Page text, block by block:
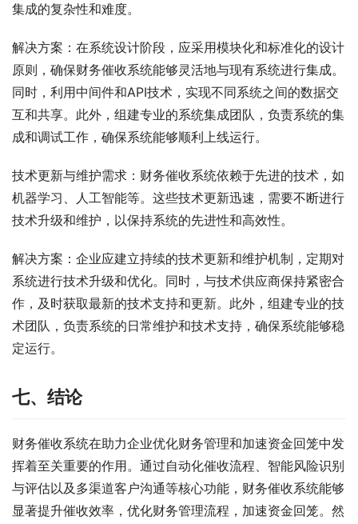
集成的复杂性和难度。
解决方案：在系统设计阶段，应采用模块化和标准化的设计
原则，确保财务催收系统能够灵活地与现有系统进行集成。
同时，利用中间件和API技术，实现不同系统之间的数据交
互和共享。此外，组建专业的系统集成团队，负责系统的集
成和调试工作，确保系统能够顺利上线运行。
技术更新与维护需求：财务催收系统依赖于先进的技术，如
机器学习、人工智能等。这些技术更新迅速，需要不断进行
技术升级和维护，以保持系统的先进性和高效性。
解决方案：企业应建立持续的技术更新和维护机制，定期对
系统进行技术升级和优化。同时，与技术供应商保持紧密合
作，及时获取最新的技术支持和更新。此外，组建专业的技
术团队，负责系统的日常维护和技术支持，确保系统能够稳
定运行。
七、结论
财务催收系统在助力企业优化财务管理和加速资金回笼中发
挥着至关重要的作用。通过自动化催收流程、智能风险识别
与评估以及多渠道客户沟通等核心功能，财务催收系统能够
显著提升催收效率，优化财务管理流程，加速资金回笼。然